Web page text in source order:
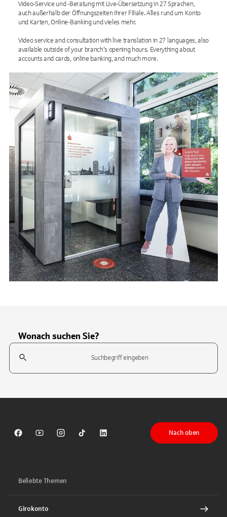
Video-Service und -Beratung mit Live-Übersetzung in 27 Sprachen,
auch außerhalb der Öffnungszeiten Ihrer Filiale. Alles rund um Konto
und Karten, Online-Banking und vieles mehr.
Video service and consultation with live translation in 27 languages, also
available outside of your branch's opening hours. Everything about
accounts and cards, online banking, and much more.
Wonach suchen Sie?
Suchfeld
Sparkasse auf Facebook
Sparkasse auf Youtube
Sparkasse auf Instagram
Sparkasse auf TikTok
Sparkasse auf LinkedIn
Nach oben
Beliebte Themen
Girokonto